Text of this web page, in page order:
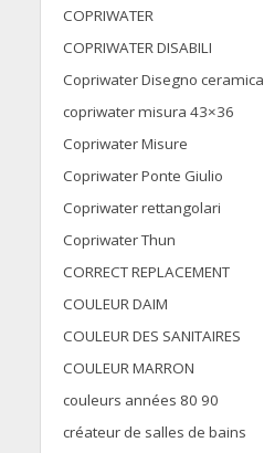
COPRIWATER
COPRIWATER DISABILI
Copriwater Disegno ceramica
copriwater misura 43×36
Copriwater Misure
Copriwater Ponte Giulio
Copriwater rettangolari
Copriwater Thun
CORRECT REPLACEMENT
COULEUR DAIM
COULEUR DES SANITAIRES
COULEUR MARRON
couleurs années 80 90
créateur de salles de bains